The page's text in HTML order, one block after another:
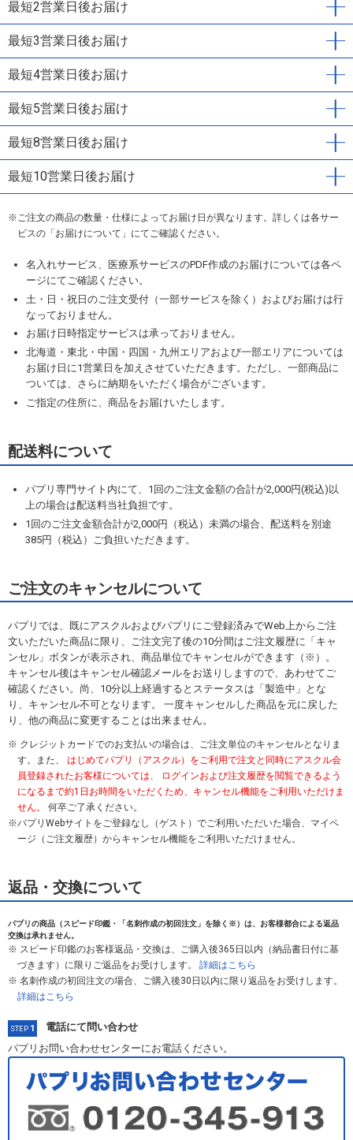
最短2営業日後お届け
最短3営業日後お届け
最短4営業日後お届け
最短5営業日後お届け
最短8営業日後お届け
最短10営業日後お届け
ご注文の商品の数量・仕様によってお届け日が異なります。詳しくは各サー
ビスの「お届けについて」にてご確認ください。
名入れサービス、医療系サービスのPDF作成のお届けについては各ペ
ージにてご確認ください。
土・日・祝日のご注文受付（一部サービスを除く）およびお届けは行
なっておりません。
お届け日時指定サービスは承っておりません。
北海道・東北・中国・四国・九州エリアおよび一部エリアについては
お届け日に1営業日を加えさせていただきます。ただし、一部商品に
ついては、さらに納期をいただく場合がございます。
ご指定の住所に、商品をお届けいたします。
配送料について
パプリ専門サイト内にて、1回のご注文金額の合計が2,000円(税込)以
上の場合は配送料当社負担です。
1回のご注文金額合計が2,000円（税込）未満の場合、配送料を別途
385円（税込）ご負担いただきます。
ご注文のキャンセルについて
パプリでは、既にアスクルおよびパプリにご登録済みでWeb上からご注
文いただいた商品に限り、ご注文完了後の10分間はご注文履歴に「キャ
ンセル」ボタンが表示され、商品単位でキャンセルができます（※）。
キャンセル後はキャンセル確認メールをお送りしますので、あわせてご
確認ください。尚、10分以上経過するとステータスは「製造中」とな
り、キャンセル不可となります。 一度キャンセルした商品を元に戻した
り、他の商品に変更することは出来ません。
クレジットカードでのお支払いの場合は、ご注文単位のキャンセルとなりま
す。また、 はじめてパプリ（アスクル）をご利用で注文と同時にアスクル会
員登録されたお客様については、 ログインおよび注文履歴を閲覧できるよう
になるまで約1日お時間をいただくため、キャンセル機能をご利用いただけま
せん。 何卒ご了承ください。
パプリWebサイトをご登録なし（ゲスト）でご利用いただいた場合、マイペ
ージ（ご注文履歴）からキャンセル機能をご利用いただけません。
返品・交換について
パプリの商品（スピード印鑑・「名刺作成の初回注文」を除く※）は、お客様都合による返品
交換は承れません。
スピード印鑑のお客様返品・交換は、ご購入後365日以内（納品書日付に基
づきます）に限りご返品をお受けします。 詳細はこちら
名刺作成の初回注文の場合、ご購入後30日以内に限り返品をお受けします。
詳細はこちら
STEP 1
電話にて問い合わせ
パプリお問い合わせセンターにお電話ください。